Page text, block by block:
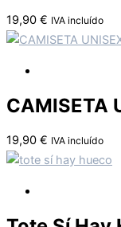
19,90 € IVA incluído
CAMISETA
19,90 € IVA incluído